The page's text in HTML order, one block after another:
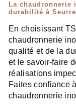
La chaudronnerie
durabilité à Seurre
En choisissant
chaudronnerie
qualité et de la
et le savoir-faire
réalisations
Faites confiance
chaudronnerie